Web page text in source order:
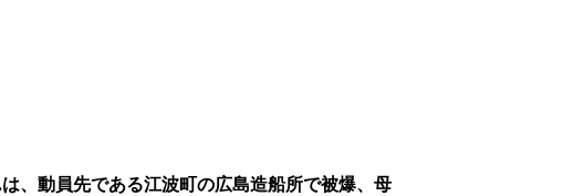
、動員先である江波町の広島造船所で被爆、母